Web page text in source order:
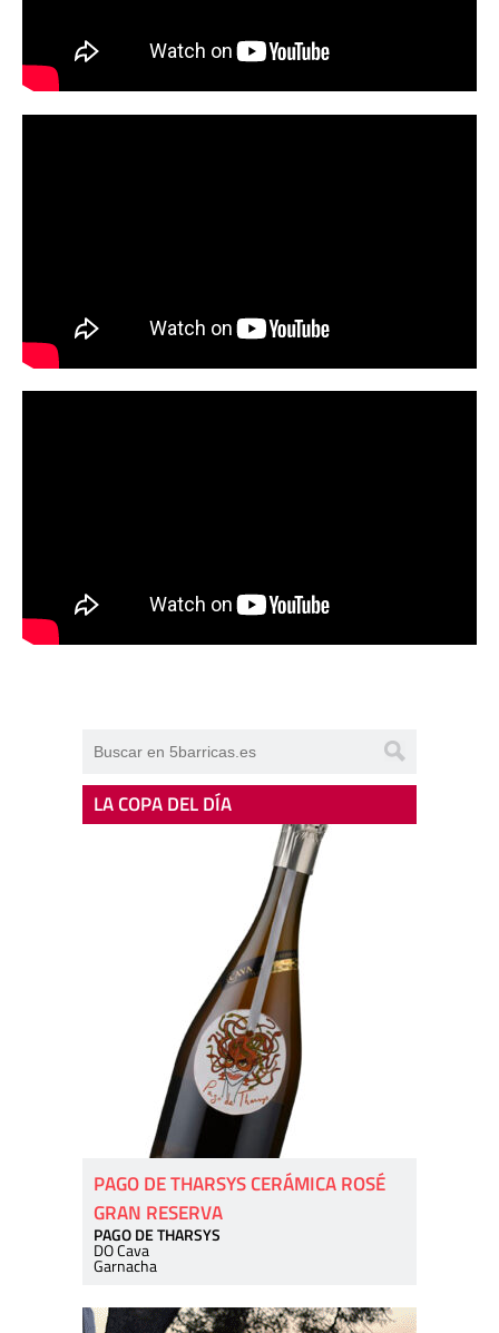
LA COPA DEL DÍA
PAGO DE THARSYS CERÁMICA ROSÉ
GRAN RESERVA
PAGO DE THARSYS
DO Cava
Garnacha